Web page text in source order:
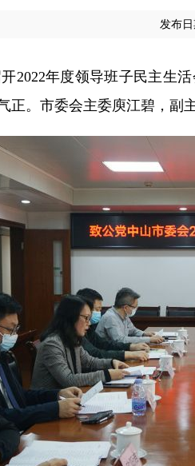
发布日
2022年度领导班子民主生
正。市委会主委庾江碧，副